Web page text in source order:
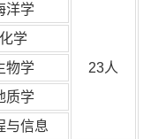
洋学
23人
学
物学
质学
与信息